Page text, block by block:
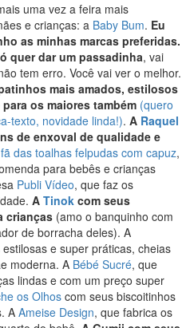
uma vez a feira mais
e crianças: a Baby Bum. Eu
as minhas marcas preferidas.
quer dar um passadinha, vai
tem erro. Você vai ver o melhor.
mais amados, estilosos
os maiores também (quero
texto, novidade linda!). A Raquel
de enxoval de qualidade e
das toalhas felpudas com capuz,
para bebês e crianças
Publi Vídeo, que faz os
A Tinok com seus
crianças (amo o banquinho com
de borracha deles). A
e super práticas, cheias
moderna. A Bébé Sucré, que
lindas e com um preço super
os Olhos com seus biscoitinhos
A Ameise Design, que fabrica os